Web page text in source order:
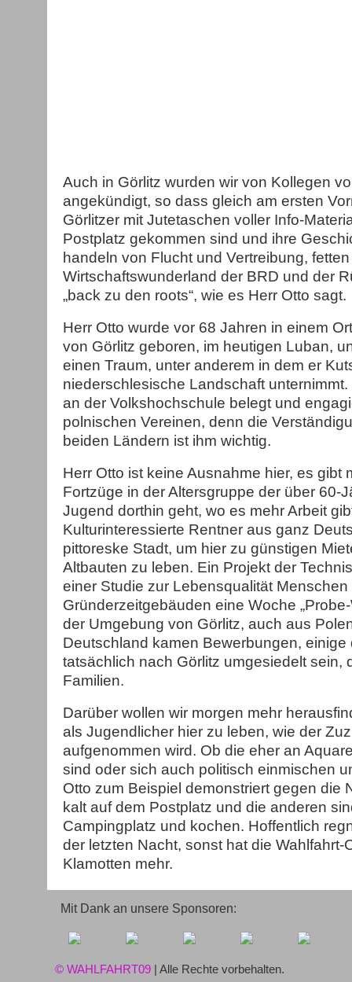
Auch in Görlitz wurden wir von Kollegen
angekündigt, so dass gleich am ersten
Görlitzer mit Jutetaschen voller Info-
Postplatz gekommen sind und ihre
handeln von Flucht und Vertreibung,
Wirtschaftswunderland der BRD und der
„back zu den roots“, wie es Herr Otto sagt.
Herr Otto wurde vor 68 Jahren in einem
von Görlitz geboren, im heutigen Luban,
einen Traum, unter anderem in dem er
niederschlesische Landschaft
an der Volkshochschule belegt und
polnischen Vereinen, denn die
beiden Ländern ist ihm wichtig.
Herr Otto ist keine Ausnahme hier, es gibt
Fortzüge in der Altersgruppe der über 60-
Jugend dorthin geht, wo es mehr Arbeit
Kulturinteressierte Rentner aus ganz
pittoreske Stadt, um hier zu günstigen
Altbauten zu leben. Ein Projekt der
einer Studie zur Lebensqualität Menschen
Gründerzeitgebäuden eine Woche
der Umgebung von Görlitz, auch aus
Deutschland kamen Bewerbungen, einige
tatsächlich nach Görlitz umgesiedelt sein,
Familien.
Darüber wollen wir morgen mehr
als Jugendlicher hier zu leben, wie der
aufgenommen wird. Ob die eher an
sind oder sich auch politisch einmischen
Otto zum Beispiel demonstriert gegen die
kalt auf dem Postplatz und die anderen
Campingplatz und kochen. Hoffentlich
der letzten Nacht, sonst hat die Wahlfahrt-
Klamotten mehr.
Mit Dank an unsere Sponsoren:
© WAHLFAHRT09 | Alle Rechte vorbehalten.